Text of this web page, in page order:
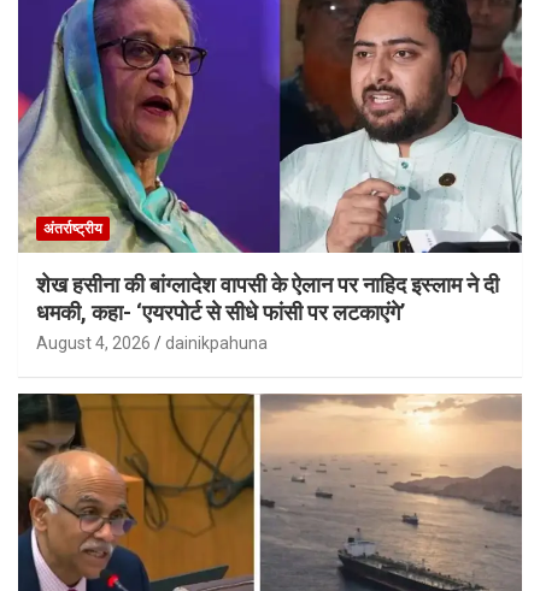
अंतर्राष्ट्रीय
शेख हसीना की बांग्लादेश वापसी के ऐलान पर नाहिद इस्लाम ने दी
धमकी, कहा- ‘एयरपोर्ट से सीधे फांसी पर लटकाएंगे’
August 4, 2026 dainikpahuna